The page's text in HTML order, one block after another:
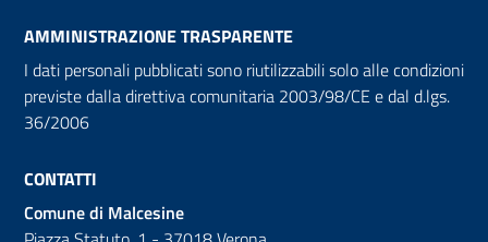
AMMINISTRAZIONE TRASPARENTE
I dati personali pubblicati sono riutilizzabili solo alle condizioni
previste dalla direttiva comunitaria 2003/98/CE e dal d.lgs.
36/2006
CONTATTI
Comune di Malcesine